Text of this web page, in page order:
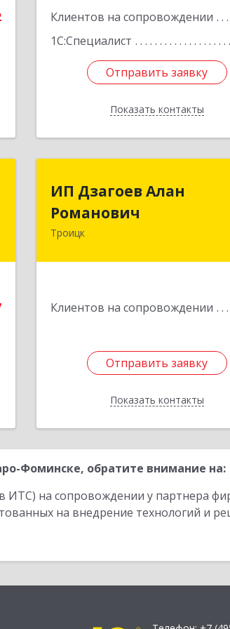
Клиентов на сопровождении
1С:Специалист
Отправить заявку
Показать контакты
Отправить заявку
Назад
ИП Дзагоев Алан
Романович
Троицк
Клиентов на сопровождении
Отправить заявку
Показать контакты
Отправить заявку
Назад
Фоминске, обратите внимание на:
ИТС) на сопровождении у партнера
на внедрение технологий и